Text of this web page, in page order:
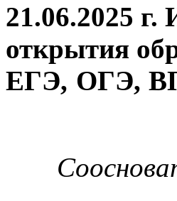
21.06.2025 г.
открытия
ЕГЭ, ОГЭ,